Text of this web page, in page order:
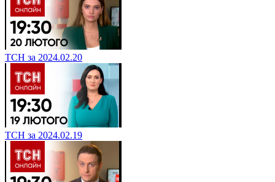
ТСН за 2024.02.20
ТСН за 2024.02.19